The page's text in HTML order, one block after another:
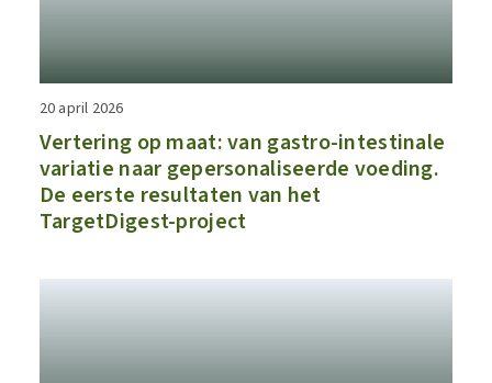
20 april 2026
Vertering op maat: van gastro-intestinale
variatie naar gepersonaliseerde voeding.
De eerste resultaten van het
TargetDigest-project